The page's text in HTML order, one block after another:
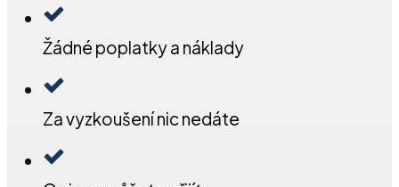
Žádné poplatky a náklady
Za vyzkoušení nic nedáte